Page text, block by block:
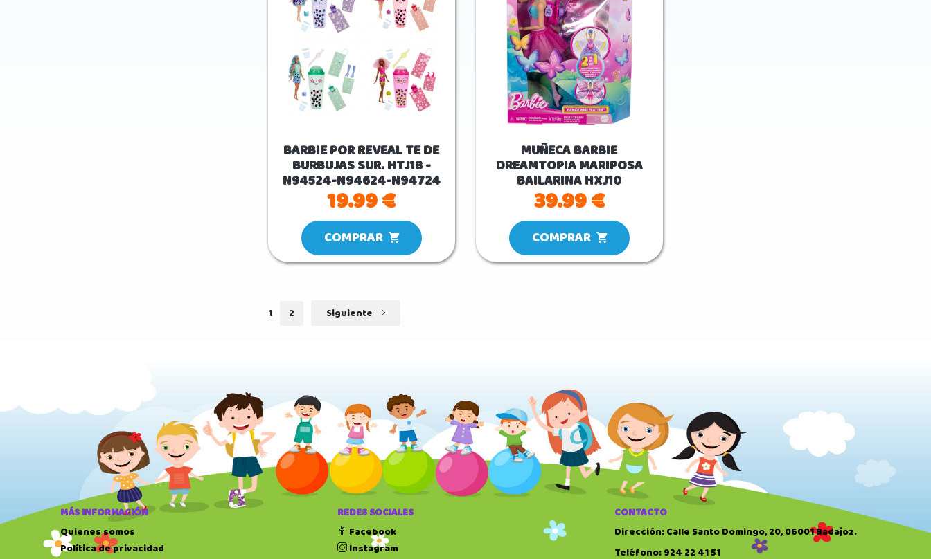
BARBIE POR REVEAL TE DE
BURBUJAS SUR. HTJ18 -
N94524-N94624-N94724
19.99 €
COMPRAR
MUÑECA BARBIE
DREAMTOPIA MARIPOSA
BAILARINA HXJ10
39.99 €
COMPRAR
1 2 Siguiente
MÁS INFORMACIÓN
Quienes somos
Política de privacidad
REDES SOCIALES
Facebook
Instagram
CONTACTO
Dirección: Calle Santo Domingo, 20, 06001 Badajoz.
Teléfono: 924 22 41 51